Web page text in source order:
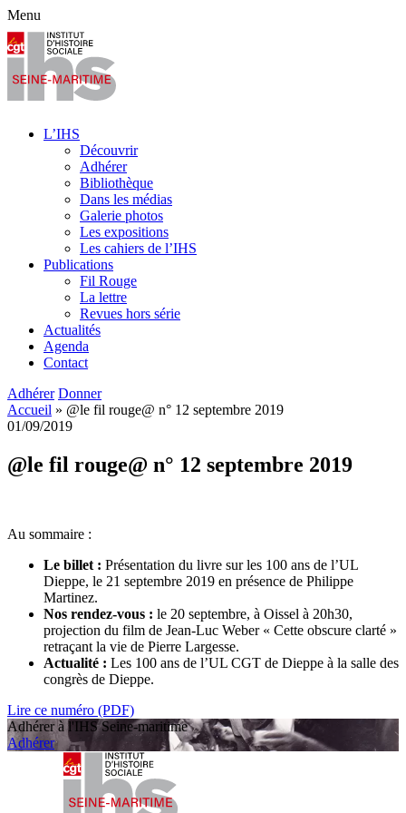
Menu
L’IHS
Découvrir
Adhérer
Bibliothèque
Dans les médias
Galerie photos
Les expositions
Les cahiers de l’IHS
Publications
Fil Rouge
La lettre
Revues hors série
Actualités
Agenda
Contact
Adhérer Donner
Accueil » @le fil rouge@ n° 12 septembre 2019
01/09/2019
@le fil rouge@ n° 12 septembre 2019
Au sommaire :
Le billet : Présentation du livre sur les 100 ans de l’UL
Dieppe, le 21 septembre 2019 en présence de Philippe
Martinez.
Nos rendez-vous : le 20 septembre, à Oissel à 20h30,
projection du film de Jean-Luc Weber « Cette obscure clarté »
retraçant la vie de Pierre Largesse.
Actualité : Les 100 ans de l’UL CGT de Dieppe à la salle des
congrès de Dieppe.
Lire ce numéro (PDF)
Adhérer à l'IHS Seine-maritime
Adhérer